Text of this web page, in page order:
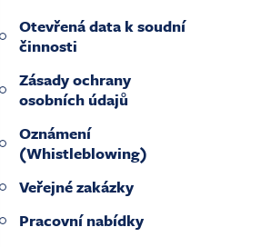
Otevřená data k soudní
činnosti
Zásady ochrany
osobních údajů
Oznámení
(Whistleblowing)
Veřejné zakázky
Pracovní nabídky